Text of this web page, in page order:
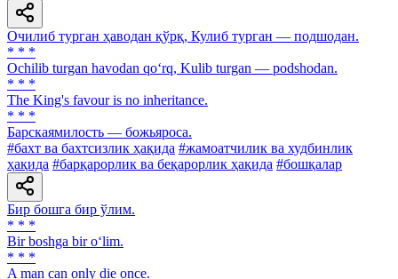
Очилиб турган ҳаводан қўрқ, Кулиб турган — подшодан.
* * *
Ochilib turgan havodan qo‘rq, Kulib turgan — podshodan.
* * *
The King's favour is no inheritance.
* * *
Барскаямилость — божьяроса.
#бахт ва бахтсизлик ҳақида #жамоатчилик ва худбинлик
ҳақида #барқарорлик ва беқарорлик ҳақида #бошқалар
Бир бошга бир ўлим.
* * *
Bir boshga bir o‘lim.
* * *
A man can only die once.